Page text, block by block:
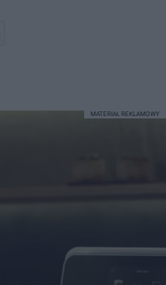
MATERIAŁ REKLAMOWY